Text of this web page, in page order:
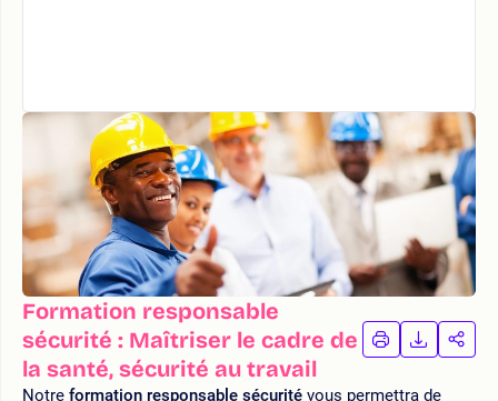
Formation responsable
sécurité : Maîtriser le cadre de
la santé, sécurité au travail
IMPRIMER
LA
LA
Notre formation responsable sécurité vous permettra de